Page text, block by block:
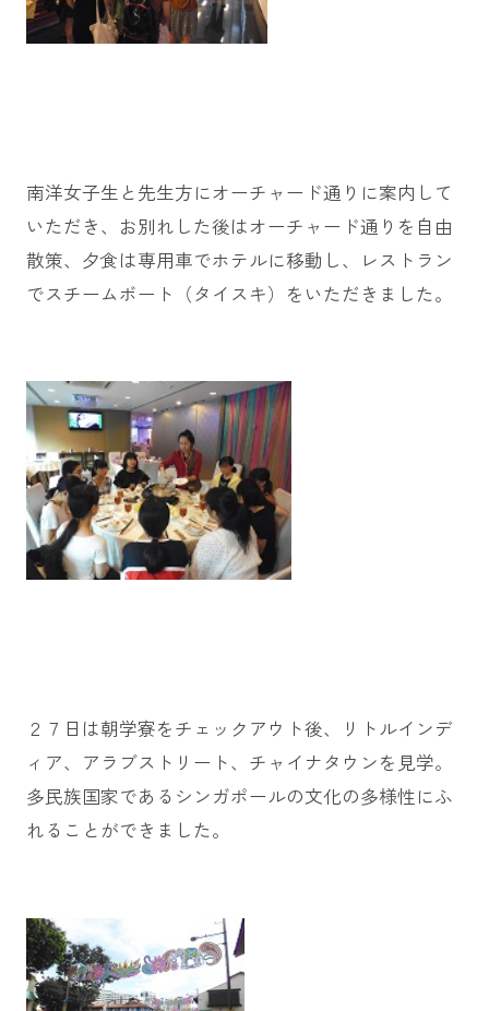
南洋女子生と先生方にオーチャード通りに案内して
いただき、お別れした後はオーチャード通りを自由
散策、夕食は専用車でホテルに移動し、レストラン
でスチームボート（タイスキ）をいただきました。
２７日は朝学寮をチェックアウト後、リトルインデ
ィア、アラブストリート、チャイナタウンを見学。
多民族国家であるシンガポールの文化の多様性にふ
れることができました。